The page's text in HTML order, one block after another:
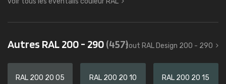
Autres RAL 200 - 290(457)tout RAL Design 200 - 290
RAL 200 20 05 RAL 200 20 10 RAL 200 20 15